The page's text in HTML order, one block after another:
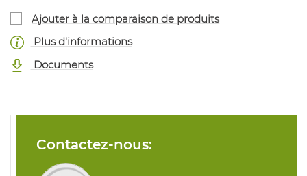
Ajouter à la comparaison de produits
Plus d'informations
Documents
Contactez-nous: